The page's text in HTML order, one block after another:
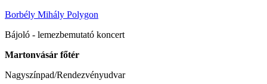
Borbély Mihály Polygon
Bájoló - lemezbemutató koncert
Martonvásár főtér
Nagyszínpad/Rendezvényudvar